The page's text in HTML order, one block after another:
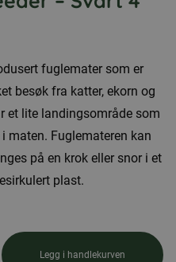
fuglemater som er
besøk fra katter, ekorn og
et lite landingsområde som
maten. Fuglemateren kan
på en krok eller snor i et
plast.
Legg i handlekurven